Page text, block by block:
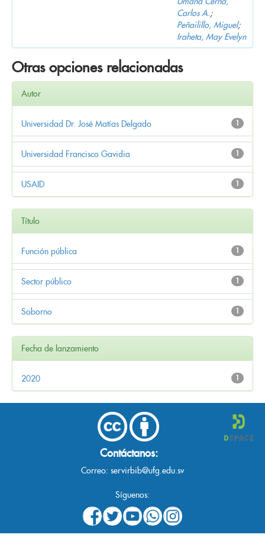
Carlos A.;
Peñailillo, Miguel;
Iraheta, May Evelyn
Otras opciones relacionadas
Autor
1
Universidad Dr. José Matías Delgado
1
Universidad Francisco Gavidia
1
USAID
Título
1
Función pública
1
Sector público
1
Soborno
Fecha de lanzamiento
1
2020
Contáctanos:
Correo: servirbib@ufg.edu.sv
Síguenos: